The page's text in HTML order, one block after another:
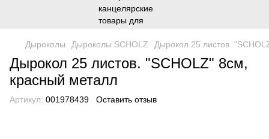
Дыроколы Дыроколы SCHOLZ Дырокол 25 листов.
Дырокол 25 листов. "SCHOLZ" 8см,
красный металл
Артикул: 001978439 Оставить отзыв